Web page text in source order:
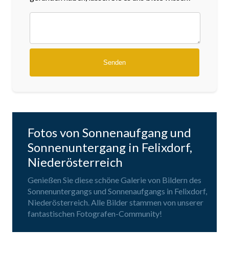
Fotos von Sonnenaufgang und
Sonnenuntergang in Felixdorf,
Niederösterreich
Genießen Sie diese schöne Galerie von Bildern des
Sonnenuntergangs und Sonnenaufgangs in Felixdorf,
Niederösterreich. Alle Bilder stammen von unserer
fantastischen Fotografen-Community!